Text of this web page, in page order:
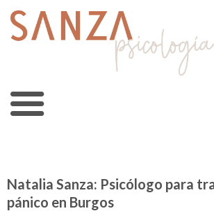
Natalia Sanza: Psicólogo para
pánico en Burgos